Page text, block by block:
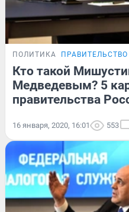
ПОЛИТИКА
Кто такой
Медведевым? 5
правительства
16 января, 2020, 16:01 553